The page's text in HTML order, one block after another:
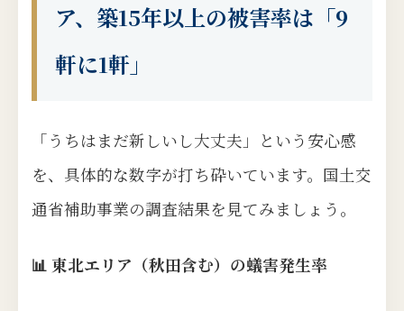
ア、築15年以上の被害率は「9
軒に1軒」
「うちはまだ新しいし大丈夫」という安心感
を、具体的な数字が打ち砕いています。国土交
通省補助事業の調査結果を見てみましょう。
📊 東北エリア（秋田含む）の蟻害発生率